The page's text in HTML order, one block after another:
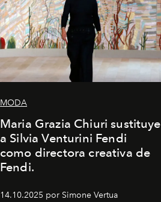
MODA
Maria Grazia Chiuri sustituye
a Silvia Venturini Fendi
como directora creativa de
Fendi.
14.10.2025 por Simone Vertua